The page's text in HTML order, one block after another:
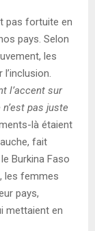
pas fortuite en
pays. Selon
les
l’accent sur
pas juste
là étaient
fait
Burkina Faso
les femmes
pays,
mettaient en